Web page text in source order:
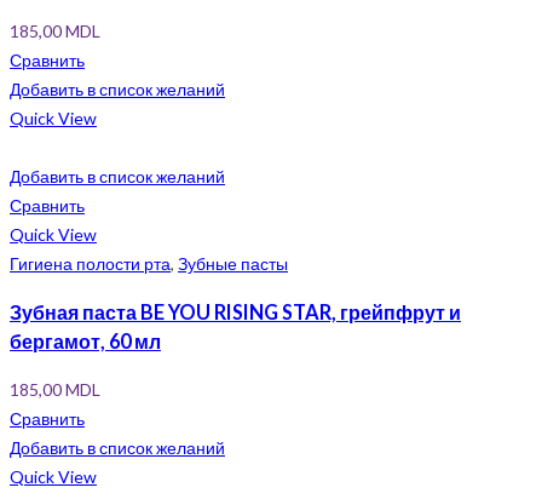
185,00MDL
Сравнить
Добавить в список желаний
Quick View
Добавить в список желаний
Сравнить
Quick View
Гигиена полости рта, Зубные пасты
Зубная паста BE YOU RISING STAR, грейпфрут и
бергамот, 60 мл
185,00MDL
Сравнить
Добавить в список желаний
Quick View